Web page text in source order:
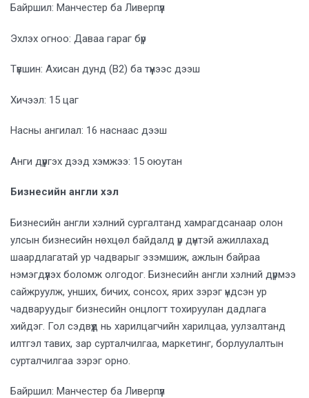
Байршил: Манчестер ба Ливерпүүл
Эхлэх огноо: Даваа гараг бүр
Түвшин: Ахисан дунд (B2) ба түүнээс дээш
Хичээл: 15 цаг
Насны ангилал: 16 наснаас дээш
Анги дүүргэх дээд хэмжээ: 15 оюутан
Бизнесийн англи хэл
Бизнесийн англи хэлний сургалтанд хамрагдсанаар олон
улсын бизнесийн нөхцөл байдалд үр дүнтэй ажиллахад
шаардлагатай ур чадварыг эзэмшиж, ажлын байраа
нэмэгдүүлэх боломж олгодог. Бизнесийн англи хэлний дүрмээ
сайжруулж, унших, бичих, сонсох, ярих зэрэг үндсэн ур
чадваруудыг бизнесийн онцлогт тохируулан дадлага
хийдэг. Гол сэдвүүд нь харилцагчийн харилцаа, уулзалтанд
илтгэл тавих, зар сурталчилгаа, маркетинг, борлуулалтын
сурталчилгаа зэрэг орно.
Байршил: Манчестер ба Ливерпүүл